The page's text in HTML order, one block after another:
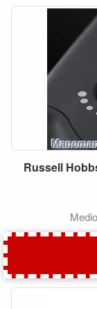
Russell